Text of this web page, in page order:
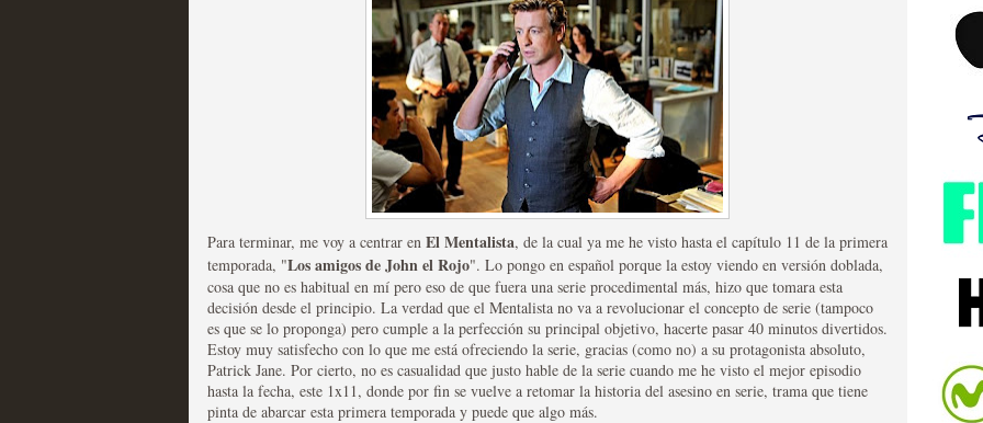
Taboo es otra miniserie británica que no es
miniserie
MOLTISANTI
Recomendación de la semana
Para terminar, me voy a centrar en El Mentalista, de la cual ya me he visto hasta el capítulo 11 de la primera
temporada, "Los amigos de John el Rojo". Lo pongo en español porque la estoy viendo en versión doblada,
cosa que no es habitual en mí pero eso de que fuera una serie procedimental más, hizo que tomara esta
decisión desde el principio. La verdad que el Mentalista no va a revolucionar el concepto de serie (tampoco
es que se lo proponga) pero cumple a la perfección su principal objetivo, hacerte pasar 40 minutos divertidos.
Estoy muy satisfecho con lo que me está ofreciendo la serie, gracias (como no) a su protagonista absoluto,
Patrick Jane. Por cierto, no es casualidad que justo hable de la serie cuando me he visto el mejor episodio
hasta la fecha, este 1x11, donde por fin se vuelve a retomar la historia del asesino en serie, trama que tiene
pinta de abarcar esta primera temporada y puede que algo más.